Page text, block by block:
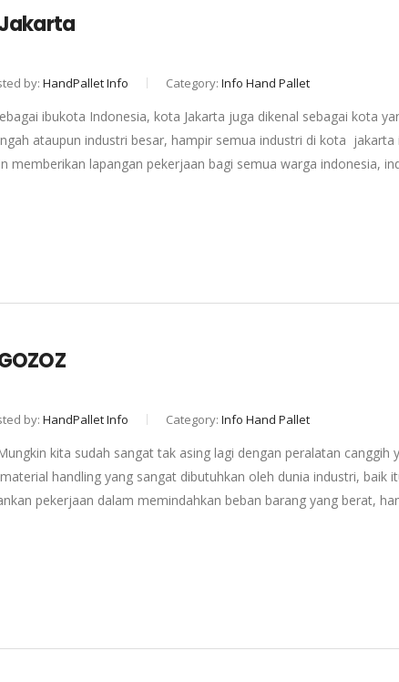
by: HandPallet Info Category: Info Hand Pallet
ibukota Indonesia, kota Jakarta juga dikenal sebagai kota
ataupun industri besar, hampir semua industri di kota jakarta
memberikan lapangan pekerjaan bagi semua warga indonesia,
by: HandPallet Info Category: Info Hand Pallet
kita sudah sangat tak asing lagi dengan peralatan canggih
handling yang sangat dibutuhkan oleh dunia industri, baik
pekerjaan dalam memindahkan beban barang yang berat,